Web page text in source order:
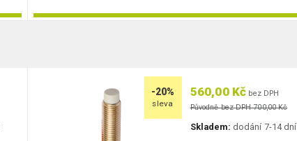
-20%
sleva
560,00 Kč bez DPH
Původně bez DPH 700,00 Kč
Skladem: dodání 7-14 dní